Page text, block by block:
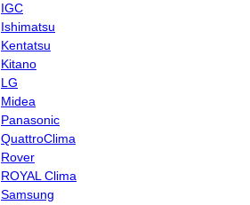
IGC
Ishimatsu
Kentatsu
Kitano
LG
Midea
Panasonic
QuattroClima
Rover
ROYAL Clima
Samsung